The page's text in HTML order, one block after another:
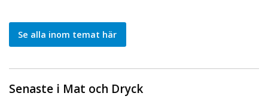
Se alla inom temat här
Senaste i Mat och Dryck